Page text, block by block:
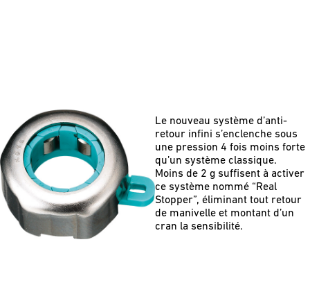
Le nouveau système d’anti-
retour inﬁni s’enclenche sous
une pression 4 fois moins forte
qu’un système classique.
Moins de 2 g suffisent à activer
ce système nommé “Real
Stopper”, éliminant tout retour
de manivelle et montant d’un
cran la sensibilité.